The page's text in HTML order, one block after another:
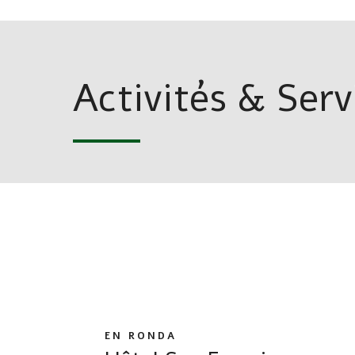
Activités &
EN RONDA